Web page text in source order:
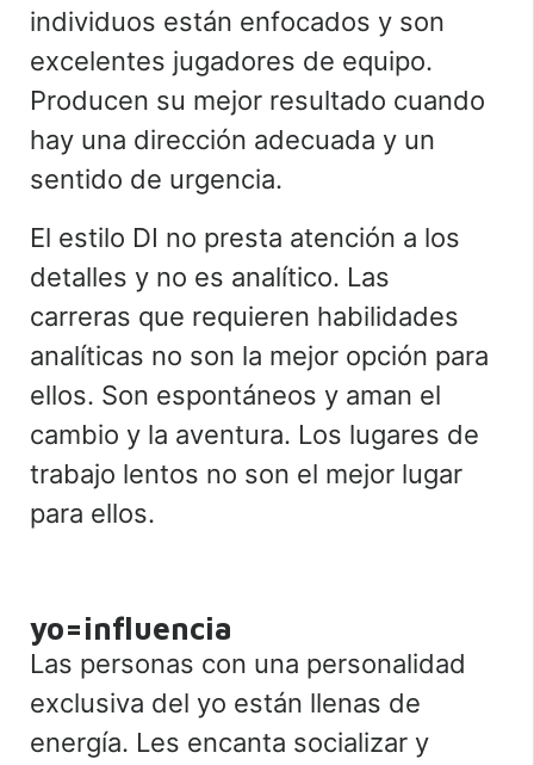
individuos están enfocados y son
excelentes jugadores de equipo.
Producen su mejor resultado cuando
hay una dirección adecuada y un
sentido de urgencia.
El estilo DI no presta atención a los
detalles y no es analítico. Las
carreras que requieren habilidades
analíticas no son la mejor opción para
ellos. Son espontáneos y aman el
cambio y la aventura. Los lugares de
trabajo lentos no son el mejor lugar
para ellos.
yo=influencia
Las personas con una personalidad
exclusiva del yo están llenas de
energía. Les encanta socializar y